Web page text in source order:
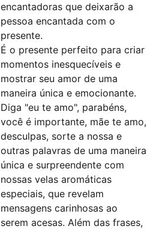
encantadoras que deixarão a
pessoa encantada com o
presente.
É o presente perfeito para criar
momentos inesquecíveis e
mostrar seu amor de uma
maneira única e emocionante.
Diga "eu te amo", parabéns,
você é importante, mãe te amo,
desculpas, sorte a nossa e
outras palavras de uma maneira
única e surpreendente com
nossas velas aromáticas
especiais, que revelam
mensagens carinhosas ao
serem acesas. Além das frases,